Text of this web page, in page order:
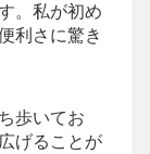
。私が初め
利さに驚き
歩いてお
げることが